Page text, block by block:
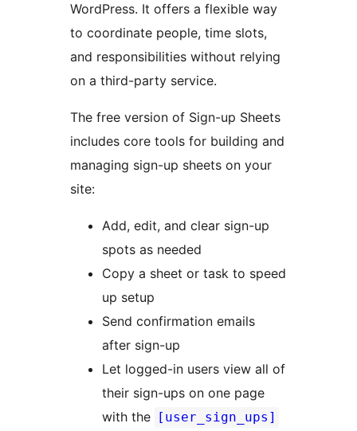
WordPress. It offers a flexible way
to coordinate people, time slots,
and responsibilities without relying
on a third-party service.
The free version of Sign-up Sheets
includes core tools for building and
managing sign-up sheets on your
site:
Add, edit, and clear sign-up
spots as needed
Copy a sheet or task to speed
up setup
Send confirmation emails
after sign-up
Let logged-in users view all of
their sign-ups on one page
with the
[user_sign_ups]